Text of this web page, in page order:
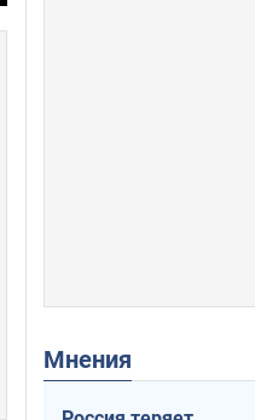
Мнения